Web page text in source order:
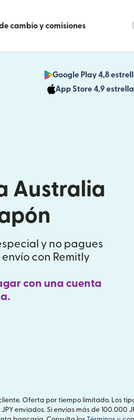
cambio y comisiones
Google Play 4,8
App Store 4,9
Australia
y no pagues
con Remitly
con una cuenta
Oferta por tiempo limitado. Los
enviados. Si envías más de